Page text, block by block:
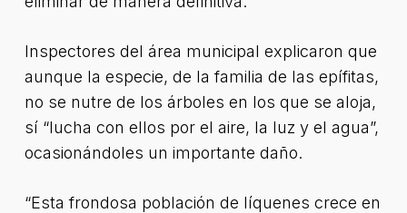
Inspectores del área municipal explicaron que
aunque la especie, de la familia de las epífitas,
no se nutre de los árboles en los que se aloja,
sí “lucha con ellos por el aire, la luz y el agua”,
ocasionándoles un importante daño.
“Esta frondosa población de líquenes crece en